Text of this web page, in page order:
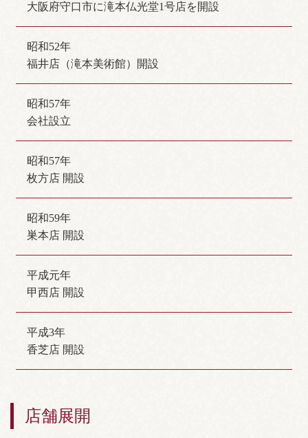
大阪府守口市に滝本仏光堂1号店を開設
昭和52年
福井店（滝本美術館）開設
昭和57年
会社設立
昭和57年
枚方店 開設
昭和59年
巣本店 開設
平成元年
甲西店 開設
平成3年
香芝店 開設
店舗展開